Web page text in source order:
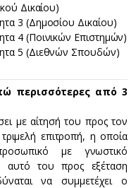
Δικαίου)
3 (Δημοσίου Δικαίου)
4 (Ποινικών Επιστημών)
5 (Διεθνών Σπουδών)
περισσότερες από 3
με αίτησή του προς τον
επιτροπή, η οποία
με γνωστικό
αυτό του προς εξέταση
να συμμετέχει ο